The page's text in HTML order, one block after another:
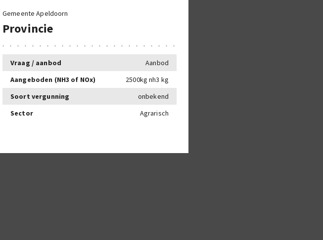
Gemeente Apeldoorn
Provincie
Vraag / aanbod
Aanbod
Aangeboden (NH3 of NOx)
2500kg nh3 kg
Soort vergunning
onbekend
Sector
Agrarisch